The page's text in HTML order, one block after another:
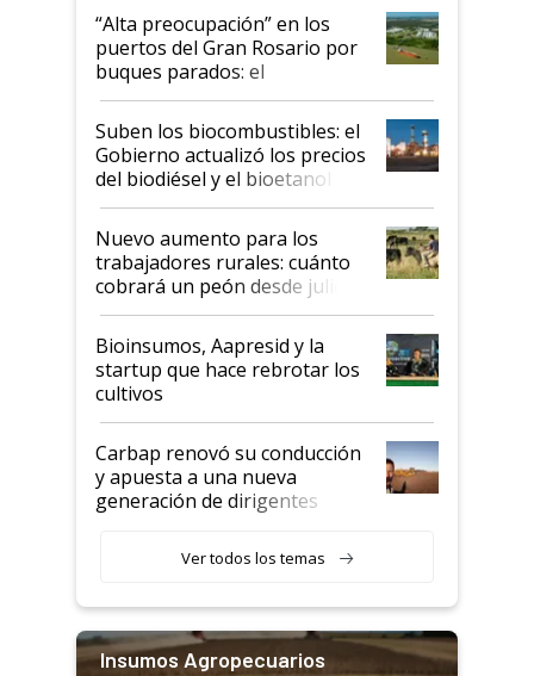
“Alta preocupación” en los
puertos del Gran Rosario por
buques parados: el
funcionamiento de las
exportadoras en tensión tras
la medida de fuerza de los
prácticos
Suben los biocombustibles: el
Gobierno actualizó los precios
del biodiésel y el bioetanol
Nuevo aumento para los
trabajadores rurales: cuánto
cobrará un peón desde julio
Bioinsumos, Aapresid y la
startup que hace rebrotar los
cultivos
Carbap renovó su conducción
y apuesta a una nueva
generación de dirigentes
Ver todos los temas
Insumos Agropecuarios